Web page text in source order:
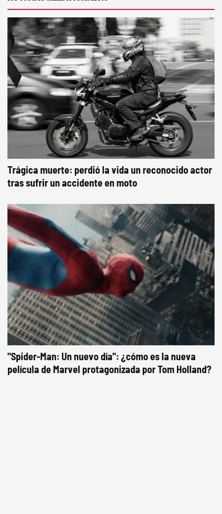
Trágica muerte: perdió la vida un reconocido actor
tras sufrir un accidente en moto
"Spider-Man: Un nuevo día": ¿cómo es la nueva
película de Marvel protagonizada por Tom Holland?